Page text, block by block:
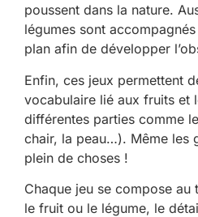
poussent dans la nature.
légumes sont
plan afin de développer
Enfin, ces jeux permettent
vocabulaire lié aux fruits et
différentes parties comme
chair, la peau…). Même les
plein de choses !
Chaque jeu se compose
le fruit ou le légume, le